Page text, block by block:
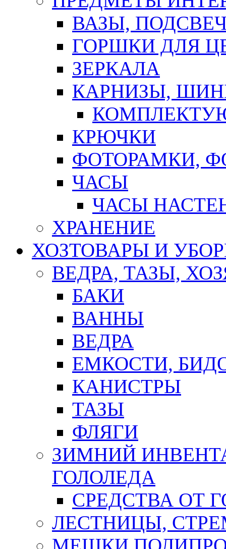
ВАЗЫ,
ГОРШКИ ДЛЯ
ЗЕРКАЛА
КАРНИЗЫ,
КРЮЧКИ
ФОТОРАМКИ,
ЧАСЫ
ЧАСЫ
ХРАНЕНИЕ
ХОЗТОВАРЫ И
ВЕДРА, ТАЗЫ,
БАКИ
ВАННЫ
ВЕДРА
ЕМКОСТИ,
КАНИСТРЫ
ТАЗЫ
ФЛЯГИ
ЗИМНИЙ
ГОЛОЛЕДА
СРЕДСТВА ОТ
ЛЕСТНИЦЫ,